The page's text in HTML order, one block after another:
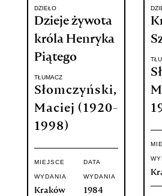
DZIEŁO
Dzieje żywota
króla Henryka
Piątego
TŁUMACZ
Słomczyński,
Maciej (1920-
1998)
MIEJSCE
WYDANIA
Kraków
DATA
WYDANIA
1984